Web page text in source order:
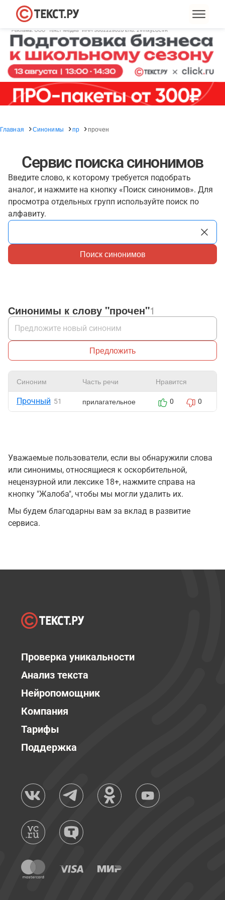
Главная Синонимы пр прочен
Сервис поиска синонимов
Введите слово, к которому требуется подобрать
аналог, и нажмите на кнопку «Поиск синонимов». Для
просмотра отдельных групп используйте поиск по
алфавиту.
Поиск синонимов
Синонимы к слову "прочен"1
Предложить
Синоним Часть речи Нравится
Прочный 51 прилагательное 0 0
Уважаемые пользователи, если вы обнаружили слова
или синонимы, относящиеся к оскорбительной,
нецензурной или лексике 18+, нажмите справа на
кнопку "Жалоба", чтобы мы могли удалить их.
Мы будем благодарны вам за вклад в развитие
сервиса.
Проверка уникальности
Анализ текста
Нейропомощник
Компания
Тарифы
Поддержка